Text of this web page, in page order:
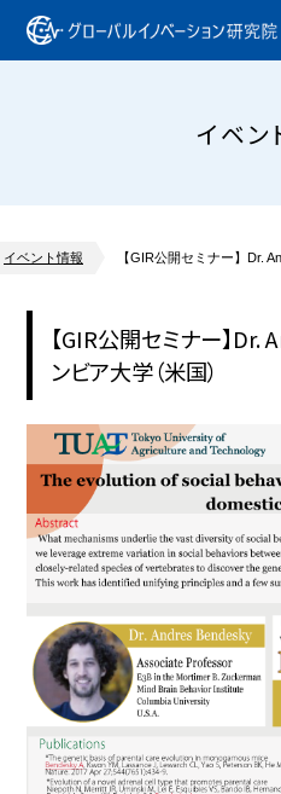
イベン
イベント情報 【GIR公開セミナー】Dr.
【GIR公開セミナー】
ンビア大学（米国）